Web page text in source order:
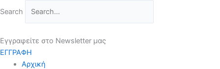
στο
Search
Εγγραφείτε στο Newsletter μας
ΕΓΓΡΑΦΗ
Αρχική